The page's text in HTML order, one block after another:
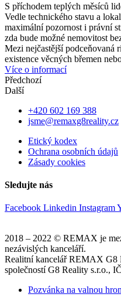
S příchodem teplých měsíců
Vedle technického stavu a
maximální pozornost i právní
zda bude možné nemovitost
Mezi nejčastější podceňovaná
existence věcných břemen
Více o informací
Předchozí
Další
+420 602 169 388
jsme@remaxg8reality.cz
Etický kodex
Ochrana osobních údajů
Zásady cookies
Sledujte nás
Facebook Linkedin Instagram
2018 – 2022 © REMAX je
nezávislých kanceláří.
Realitní kancelář REMAX
společností G8 Reality s.r.o.,
Pozvánka na valnou